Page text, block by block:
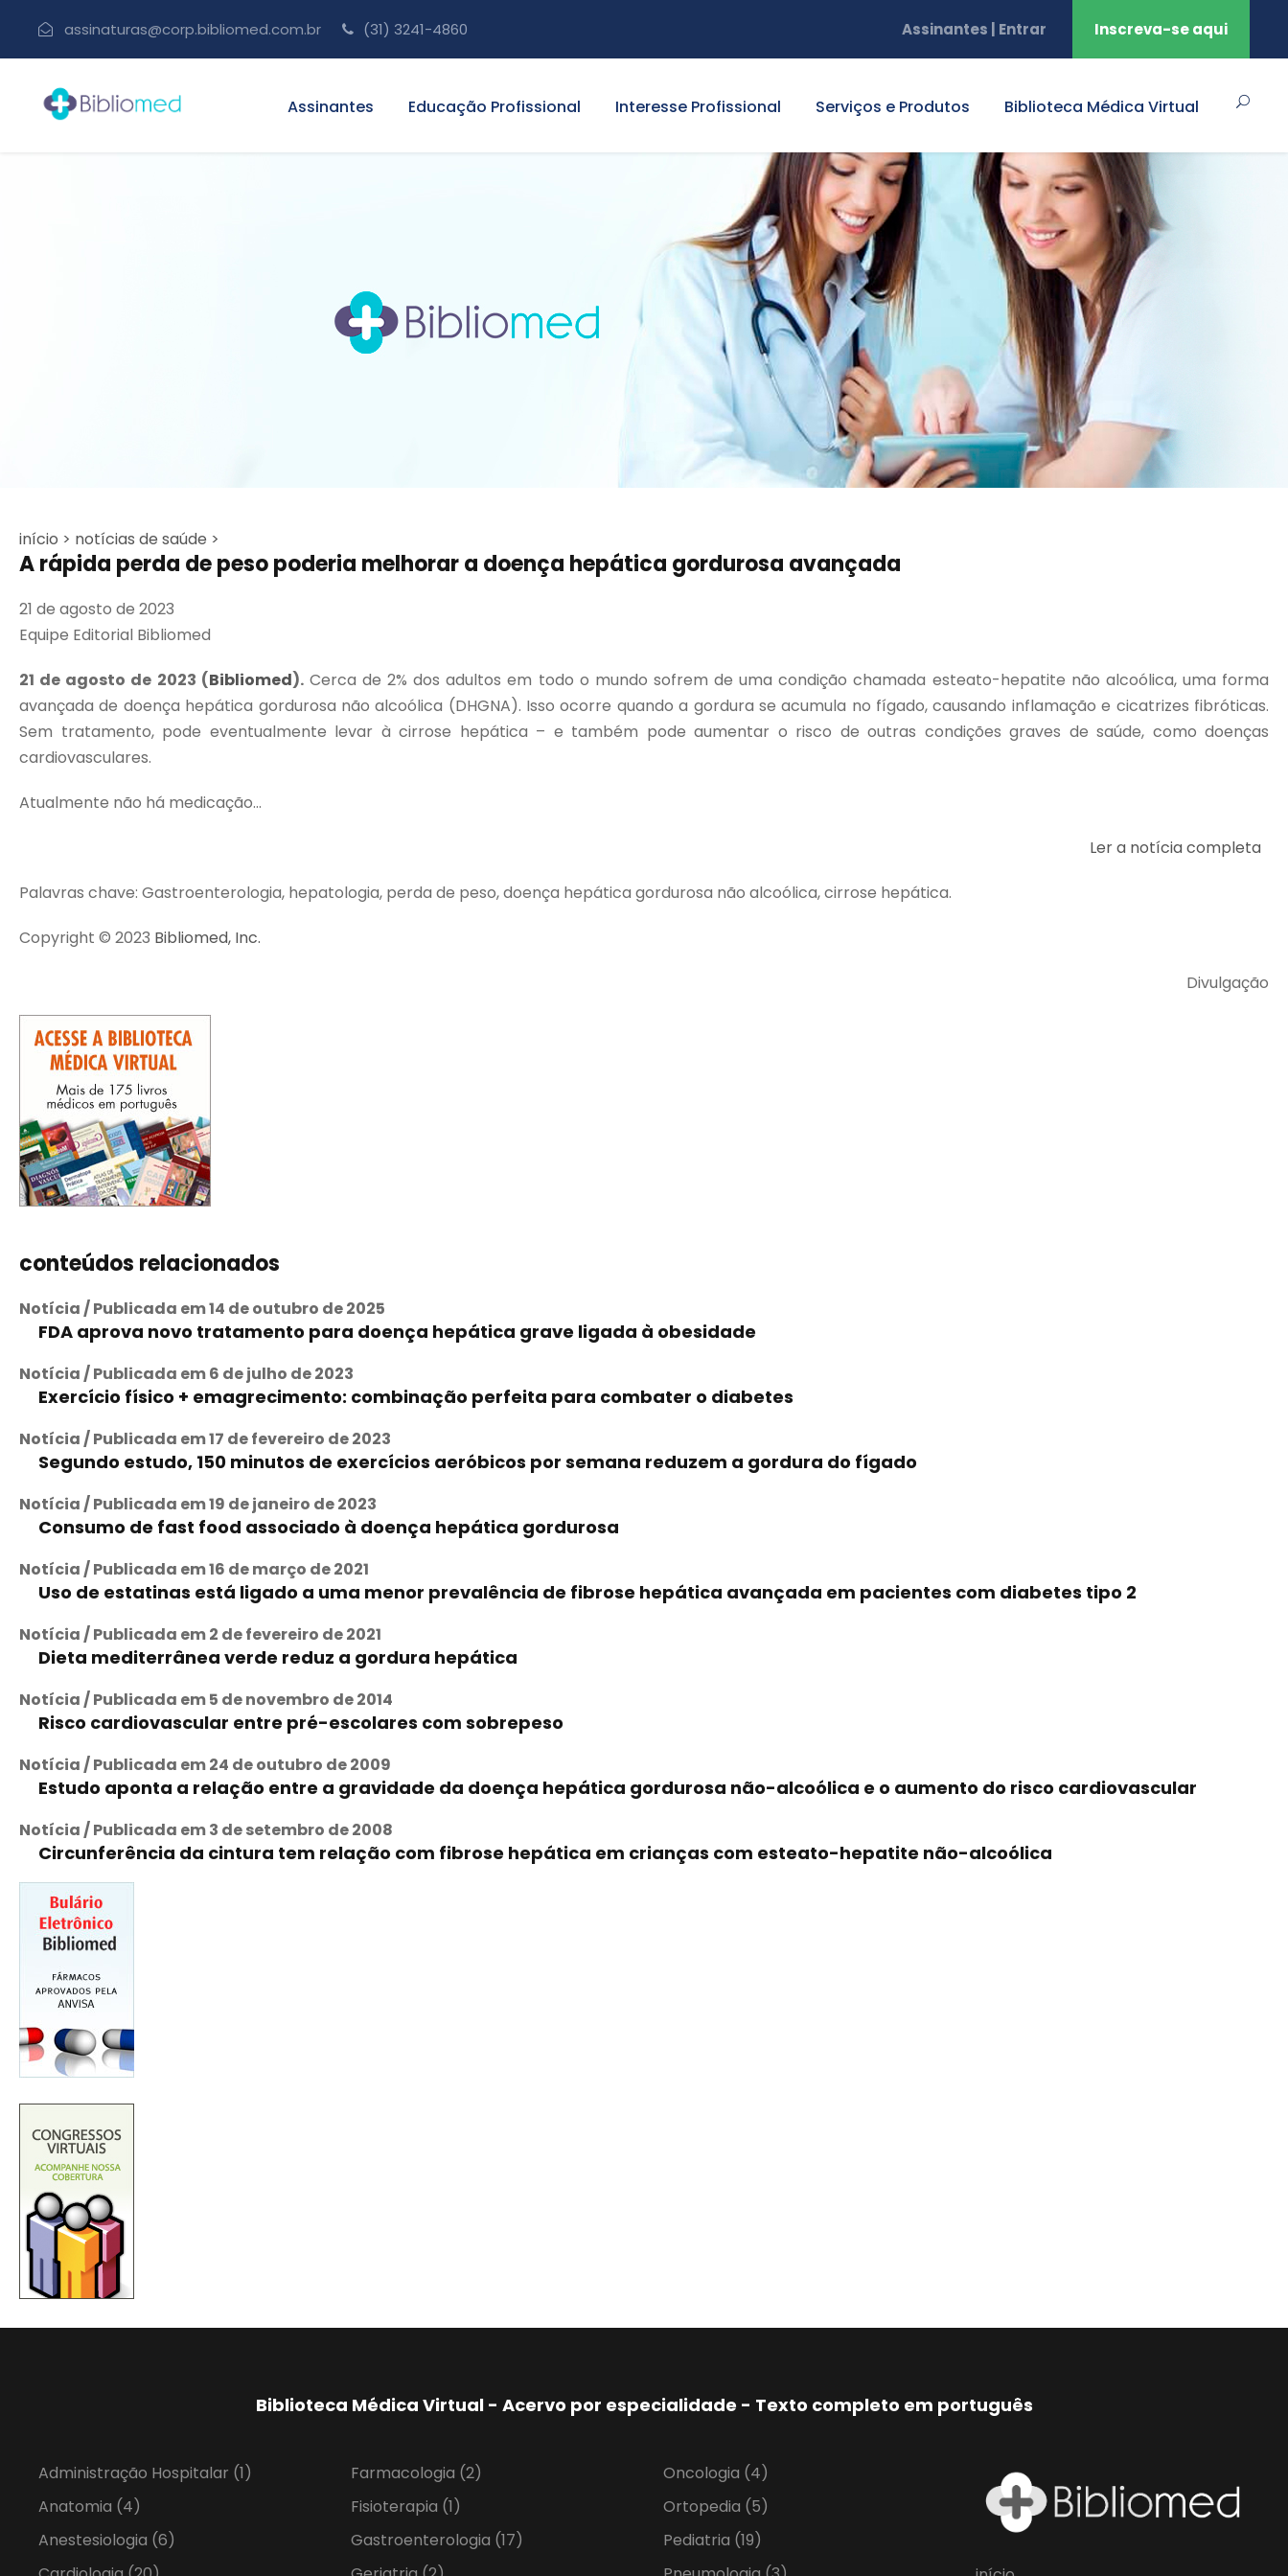
assinaturas@corp.bibliomed.com.br (31) 3241-4860 Assinantes | Entrar Inscreva-se aqui
Assinantes Educação Profissional Interesse Profissional Serviços e Produtos Biblioteca Médica Virtual
início > notícias de saúde >
A rápida perda de peso poderia melhorar a doença hepática gordurosa avançada
21 de agosto de 2023
Equipe Editorial Bibliomed
21 de agosto de 2023 (Bibliomed).Cerca de 2% dos adultos em todo o mundo sofrem de uma condição chamada esteato-hepatite não alcoólica, uma forma
avançada de doença hepática gordurosa não alcoólica (DHGNA). Isso ocorre quando a gordura se acumula no fígado, causando inflamação e cicatrizes fibróticas.
Sem tratamento, pode eventualmente levar à cirrose hepática – e também pode aumentar o risco de outras condições graves de saúde, como doenças
cardiovasculares.
Atualmente não há medicação...
Ler a notícia completa
Palavras chave: Gastroenterologia, hepatologia, perda de peso, doença hepática gordurosa não alcoólica, cirrose hepática.
Copyright © 2023 Bibliomed, Inc.
Divulgação
conteúdos relacionados
Notícia / Publicada em 14 de outubro de 2025
FDA aprova novo tratamento para doença hepática grave ligada à obesidade
Notícia / Publicada em 6 de julho de 2023
Exercício físico + emagrecimento: combinação perfeita para combater o diabetes
Notícia / Publicada em 17 de fevereiro de 2023
Segundo estudo, 150 minutos de exercícios aeróbicos por semana reduzem a gordura do fígado
Notícia / Publicada em 19 de janeiro de 2023
Consumo de fast food associado à doença hepática gordurosa
Notícia / Publicada em 16 de março de 2021
Uso de estatinas está ligado a uma menor prevalência de fibrose hepática avançada em pacientes com diabetes tipo 2
Notícia / Publicada em 2 de fevereiro de 2021
Dieta mediterrânea verde reduz a gordura hepática
Notícia / Publicada em 5 de novembro de 2014
Risco cardiovascular entre pré-escolares com sobrepeso
Notícia / Publicada em 24 de outubro de 2009
Estudo aponta a relação entre a gravidade da doença hepática gordurosa não-alcoólica e o aumento do risco cardiovascular
Notícia / Publicada em 3 de setembro de 2008
Circunferência da cintura tem relação com fibrose hepática em crianças com esteato-hepatite não-alcoólica
Biblioteca Médica Virtual - Acervo por especialidade - Texto completo em português
Administração Hospitalar (1)
Anatomia (4)
Anestesiologia (6)
Farmacologia (2)
Fisioterapia (1)
Gastroenterologia (17)
Oncologia (4)
Ortopedia (5)
Pediatria (19)